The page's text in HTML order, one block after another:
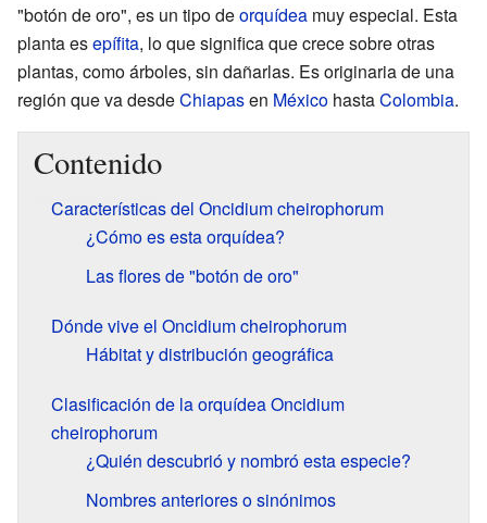
"botón de oro", es un tipo deorquídea muy especial. Esta
planta esepífita, lo que significa que crece sobre otras
plantas, como árboles, sin dañarlas. Es originaria de una
región que va desdeChiapasen México hastaColombia.
Contenido
Características del Oncidium cheirophorum
¿Cómo es esta orquídea?
Las flores de "botón de oro"
Dónde vive el Oncidium cheirophorum
Hábitat y distribución geográfica
Clasificación de la orquídea Oncidium
cheirophorum
¿Quién descubrió y nombró esta especie?
Nombres anteriores o sinónimos